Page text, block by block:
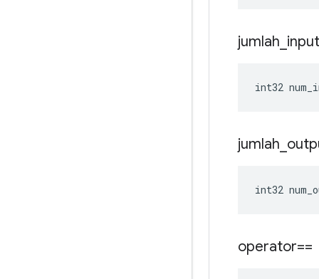
jumlah input
int32
jumlah
int32
operator==